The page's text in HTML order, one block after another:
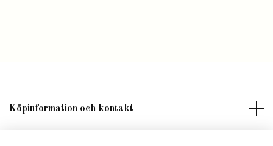
Köpinformation och kontakt